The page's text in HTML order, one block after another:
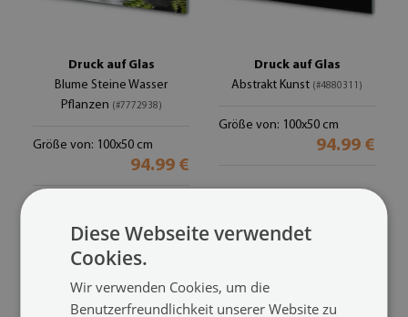
Druck auf Glas
Blume Steine Wasser
Pflanzen (#7772938)
Größe von: 100x50 cm
94.99 €
Druck auf Glas
Abstrakt Kunst (#4880311)
Größe von: 100x50 cm
94.99 €
Diese Webseite verwendet
Cookies.
Wir verwenden Cookies, um die
Benutzerfreundlichkeit unserer Website zu